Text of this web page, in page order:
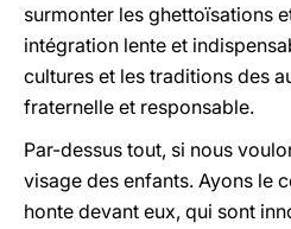
surmonter les ghettoïsations
intégration lente et
cultures et les traditions des
fraternelle et responsable.
Par-dessus tout, si nous
visage des enfants. Ayons le
honte devant eux, qui sont